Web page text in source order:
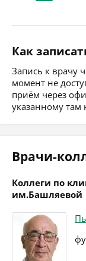
Как
Запись к врачу
момент не
приём через
указанному там
Врачи-
Коллеги по
им.Башляевой